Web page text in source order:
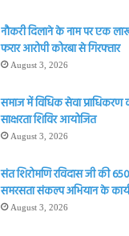
नौकरी दिलाने के नाम पर एक
फरार आरोपी कोरबा से गिरफ्तार
August 3, 2026
समाज में विधिक सेवा प्राधिकरण
साक्षरता शिविर आयोजित
August 3, 2026
संत शिरोमणि रविदास जी की
समरसता संकल्प अभियान के
August 3, 2026